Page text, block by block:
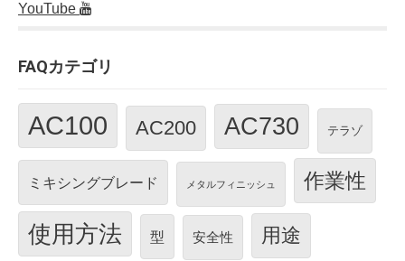
YouTube
FAQカテゴリ
AC100 AC200 AC730 テラゾ
ミキシングブレード メタルフィニッシュ 作業性
使用方法 型 安全性 用途